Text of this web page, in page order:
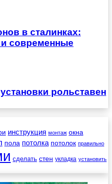
в сталинках:
современные
рольставен
инструкция монтаж окна
пола потолка потолок правильно
сделать стен укладка установить